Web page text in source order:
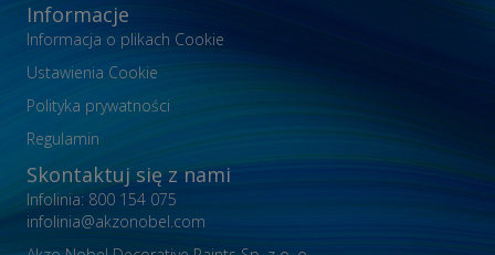
Informacje
Informacja o plikach Cookie
Ustawienia Cookie
Polityka prywatności
Regulamin
Skontaktuj się z nami
Infolinia: 800 154 075
infolinia@akzonobel.com